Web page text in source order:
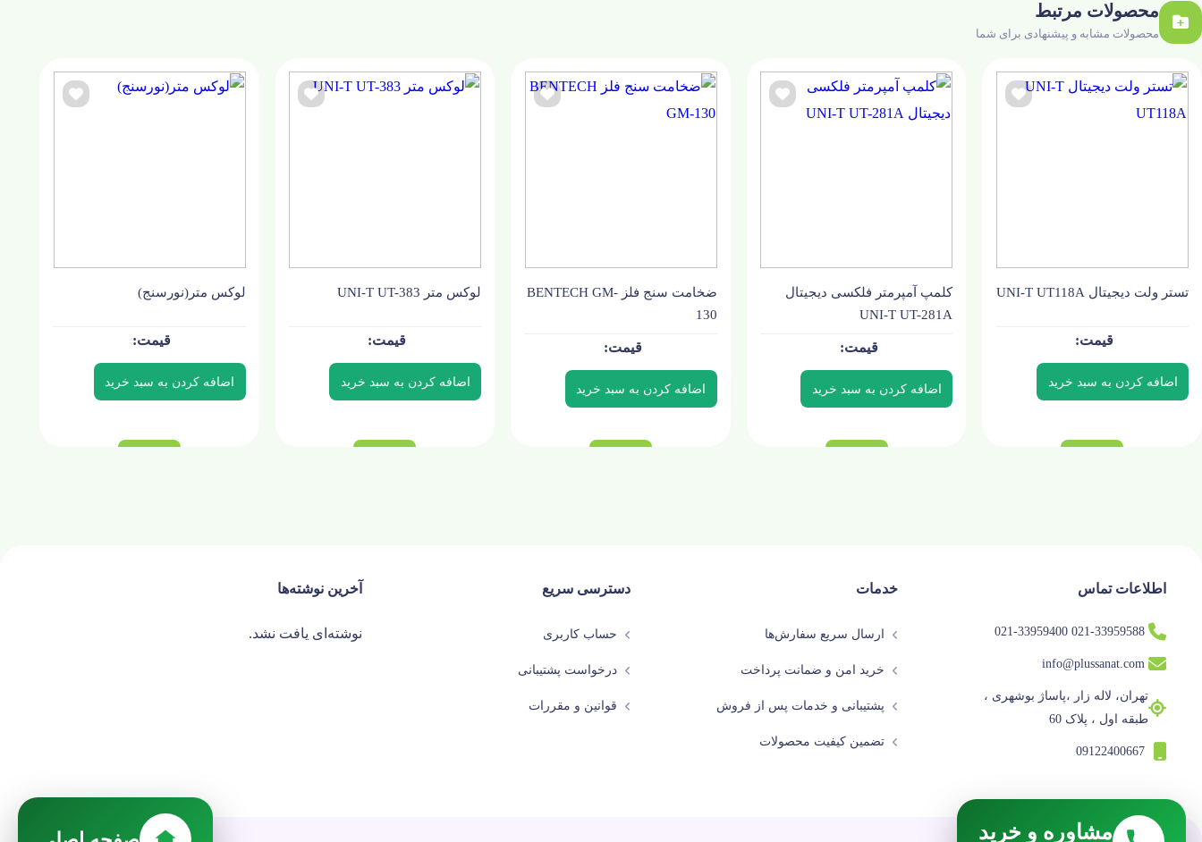
محصولات مرتبط
محصولات مشابه و پیشنهادی برای شما
تستر ولت دیجیتال UNI-T UT118A
کلمپ آمپرمتر فلکسی دیجیتال
UNI-T UT-281A
ضخامت سنج فلز BENTECH GM-
130
لوکس متر UNI-T UT-383 لوکس متر(نورسنج)
اطلاعات تماس
021-33959588 021-33959400
info@plussanat.com
تهران، لاله زار ،پاساژ بوشهری ،
طبقه اول ، پلاک 60
09122400667
خدمات
ارسال سریع سفارش‌ها
خرید امن و ضمانت پرداخت
پشتیبانی و خدمات پس از فروش
تضمین کیفیت محصولات
دسترسی سریع
حساب کاربری
درخواست پشتیبانی
قوانین و مقررات
آخرین نوشته‌ها
نوشته‌ای یافت نشد.
مشاوره و خرید